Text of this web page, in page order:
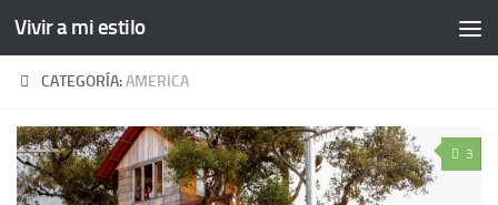
Vivir a mi estilo
CATEGORÍA:AMERICA
3